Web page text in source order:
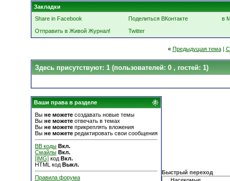
Закладки
Share in Facebook
Поделиться ВКонтакте
в
Отправить в Живой Журнал!
Twitter
« Предыдущая тема|
Здесь присутствуют: 1 (пользователей: 0 , гостей: 1)
Ваши права в разделе
Вы не можете создавать новые темы
Вы не можете отвечать в темах
Вы не можете прикреплять вложения
Вы не можете редактировать свои сообщения
BB коды Вкл.
Смайлы Вкл.
[IMG] код Вкл.
HTML код Выкл.
Правила форума
Быстрый переход